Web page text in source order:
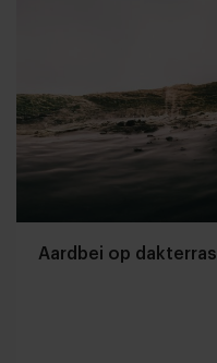
Aardbei op dakterras